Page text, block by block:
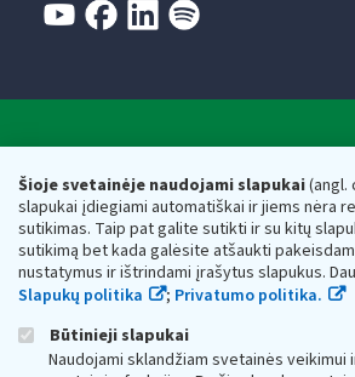
Šioje svetainėje naudojami slapukai(angl.
slapukai įdiegiami automatiškai ir jiems nėra
sutikimas. Taip pat galite sutikti ir su kitų
sutikimą bet kada galėsite atšaukti
nustatymus ir ištrindami įrašytus slapukus.
Slapukų politika
; Privatumo politika.
Būtinieji slapukai
Naudojami sklandžiam svetainės veikimui
Respublikos finansų ministerijos
Biudžetinė įstaiga. Juridinio asmens kodas —
adresas: Vasario 16-osios g. 14, 01107 Vilnius,
vmi@vmi.lt, E. pristatymo dėžutės adresas
Duomenys apie Valstybinę mokesčių
Respublikos finansų ministerijos kaupiami ir